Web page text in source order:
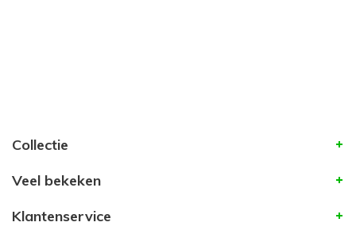
Collectie
Veel bekeken
Klantenservice